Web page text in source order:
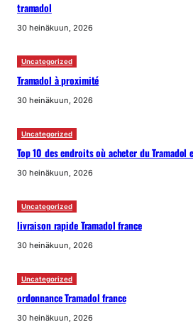
tramadol
30 heinäkuun, 2026
Uncategorized
Tramadol à proximité
30 heinäkuun, 2026
Uncategorized
Top 10 des endroits où acheter du Tramadol
30 heinäkuun, 2026
Uncategorized
livraison rapide Tramadol france
30 heinäkuun, 2026
Uncategorized
ordonnance Tramadol france
30 heinäkuun, 2026